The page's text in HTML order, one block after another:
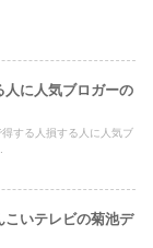
人に人気ブロガーの
する人損する人に人気ブ
こいテレビの菊池デ